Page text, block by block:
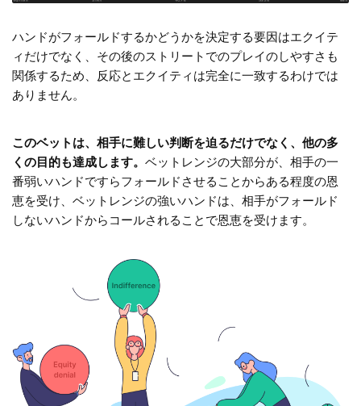
ハンドがフォールドするかどうかを決定する要因はエクイテ
ィだけでなく、その後のストリートでのプレイのしやすさも
関係するため、反応とエクイティは完全に一致するわけでは
ありません。
このベットは、相手に難しい判断を迫るだけでなく、他の多
くの目的も達成します。 ベットレンジの大部分が、相手の一
番弱いハンドですらフォールドさせることからある程度の恩
恵を受け、ベットレンジの強いハンドは、相手がフォールド
しないハンドからコールされることで恩恵を受けます。